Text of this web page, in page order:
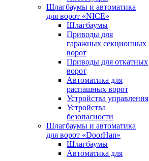
Шлагбаумы и автоматика
для ворот «NICE»
Шлагбаумы
Приводы для
гаражных секционных
ворот
Приводы для откатных
ворот
Автоматика для
распашных ворот
Устройства управления
Устройства
безопасности
Шлагбаумы и автоматика
для ворот «DoorHan»
Шлагбаумы
Автоматика для